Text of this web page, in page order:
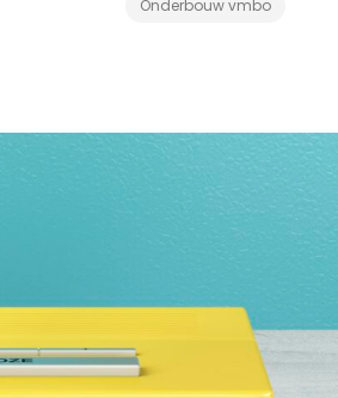
Onderbouw vmbo